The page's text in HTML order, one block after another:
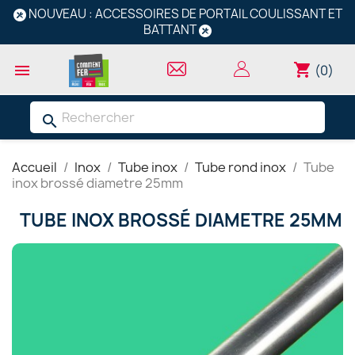
NOUVEAU : ACCESSOIRES DE PORTAIL COULISSANT ET
BATTANT
 shopping_cart (0)
search
Accueil Inox Tube inox Tube rond inox
Tube
inox brossé diametre 25mm
TUBE INOX BROSSÉ DIAMETRE 25MM